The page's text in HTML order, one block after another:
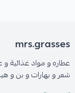
mrs.grasses
عطاره و مواد
شعر و بهارات و بن و